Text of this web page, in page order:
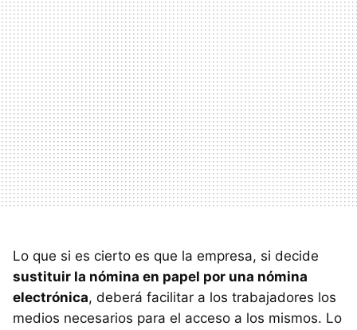
Lo que si es cierto es que la empresa, si decide
sustituir la nómina en papel por una nómina
electrónica, deberá facilitar a los trabajadores los
medios necesarios para el acceso a los mismos. Lo